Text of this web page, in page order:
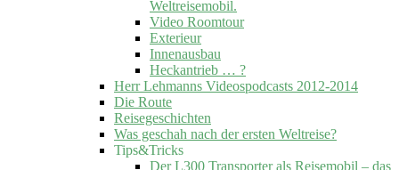
Weltreisemobil.
Video Roomtour
Exterieur
Innenausbau
Heckantrieb … ?
Herr Lehmanns Videospodcasts 2012-2014
Die Route
Reisegeschichten
Was geschah nach der ersten Weltreise?
Tips&Tricks
Der L300 Transporter als Reisemobil – das